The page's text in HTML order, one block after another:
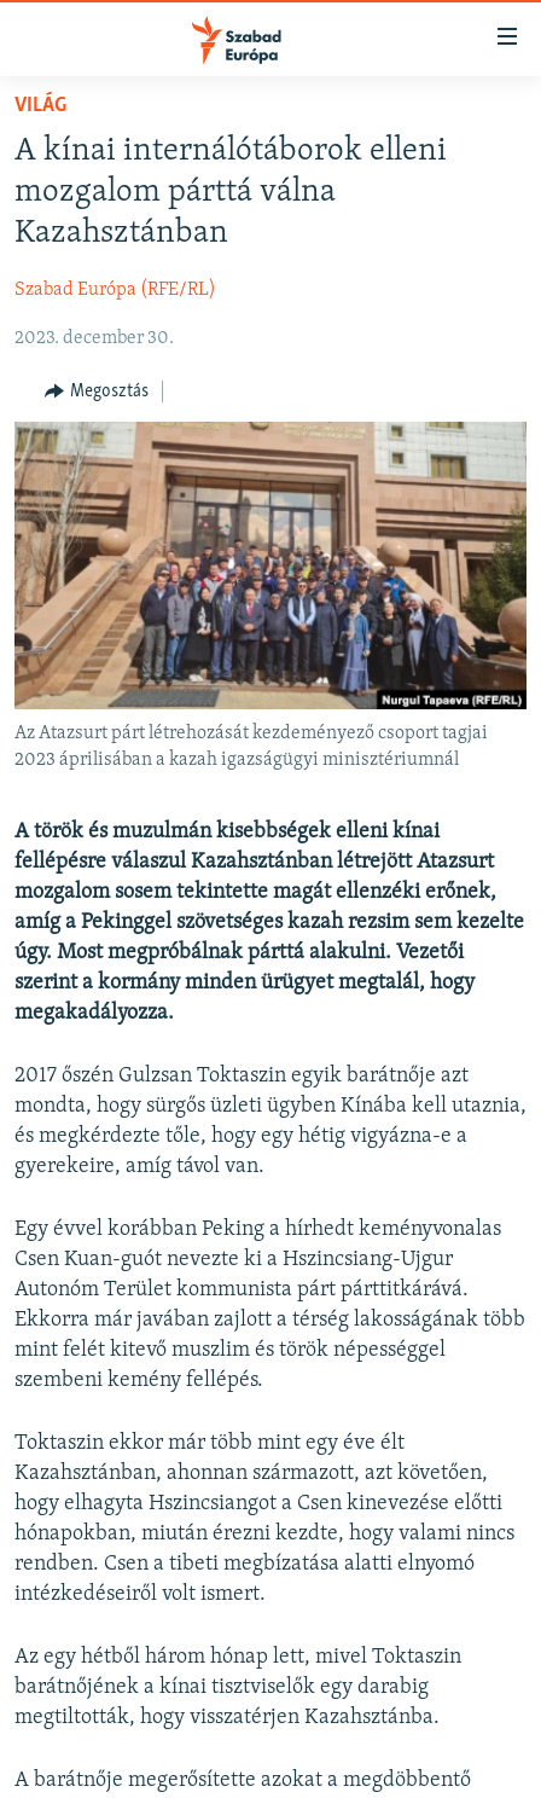
Akadálymentes
Ugrás
fő
oldalra
Ugrás
tartalomjegyzékre
NAPIRENDEN
AKTUÁLIS
PODCASTOK
ELEMZŐ
NER15
SZABADON
TÁRSADALOM
DEMOKRÁCIA
A PÉNZ NYOMÁBAN
EURÓPAI UNIÓ
VILÁG
KLÍMAVÁLTOZÁS
A MÚLT TANULSÁGAI
KÖVESSEN MINKET!
Valamennyi RFE/RL weboldal
VILÁG
A kínai internálótáborok elleni
mozgalom párttá válna
Kazahsztánban
Szabad Európa (RFE/RL)
2023. december 30.
Megosztás
Az Atazsurt párt létrehozását kezdeményező csoport tagjai
2023 áprilisában a kazah igazságügyi minisztériumnál
A török és muzulmán kisebbségek elleni kínai
fellépésre válaszul Kazahsztánban létrejött Atazsurt
mozgalom sosem tekintette magát ellenzéki erőnek,
amíg a Pekinggel szövetséges kazah rezsim sem kezelte
úgy. Most megpróbálnak párttá alakulni. Vezetői
szerint a kormány minden ürügyet megtalál, hogy
megakadályozza.
2017 őszén Gulzsan Toktaszin egyik barátnője azt
mondta, hogy sürgős üzleti ügyben Kínába kell utaznia,
és megkérdezte tőle, hogy egy hétig vigyázna-e a
gyerekeire, amíg távol van.
Egy évvel korábban Peking a hírhedt keményvonalas
Csen Kuan-guót nevezte ki a Hszincsiang-Ujgur
Autonóm Terület kommunista párt párttitkárává.
Ekkorra már javában zajlott a térség lakosságának több
mint felét kitevő muszlim és török népességgel
szembeni kemény fellépés.
Toktaszin ekkor már több mint egy éve élt
Kazahsztánban, ahonnan származott, azt követően,
hogy elhagyta Hszincsiangot a Csen kinevezése előtti
hónapokban, miután érezni kezdte, hogy valami nincs
rendben. Csen a tibeti megbízatása alatti elnyomó
intézkedéseiről volt ismert.
Az egy hétből három hónap lett, mivel Toktaszin
barátnőjének a kínai tisztviselők egy darabig
megtiltották, hogy visszatérjen Kazahsztánba.
A barátnője megerősítette azokat a megdöbbentő
FELIRATKOZÁS
Spotify